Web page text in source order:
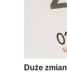
Duże